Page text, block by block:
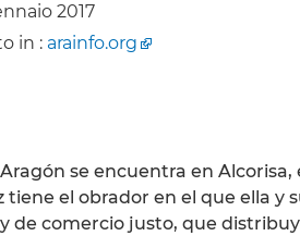
2017
in : arainfo.org
se encuentra en Alcorisa,
tiene el obrador en el que ella y
de comercio justo, que